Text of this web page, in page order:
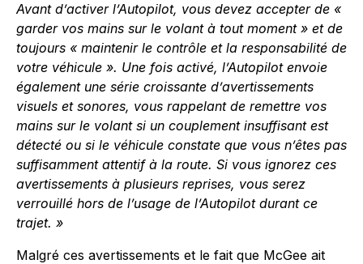
Avant d’activer l’Autopilot, vous devez accepter de «
garder vos mains sur le volant à tout moment » et de
toujours « maintenir le contrôle et la responsabilité de
votre véhicule ». Une fois activé, l’Autopilot envoie
également une série croissante d’avertissements
visuels et sonores, vous rappelant de remettre vos
mains sur le volant si un couplement insuffisant est
détecté ou si le véhicule constate que vous n’êtes pas
suffisamment attentif à la route. Si vous ignorez ces
avertissements à plusieurs reprises, vous serez
verrouillé hors de l’usage de l’Autopilot durant ce
trajet. »
Malgré ces avertissements et le fait que McGee ait